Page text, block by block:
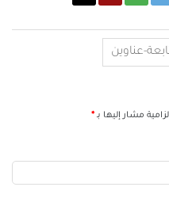
عناوين
مشار إليها بـ *